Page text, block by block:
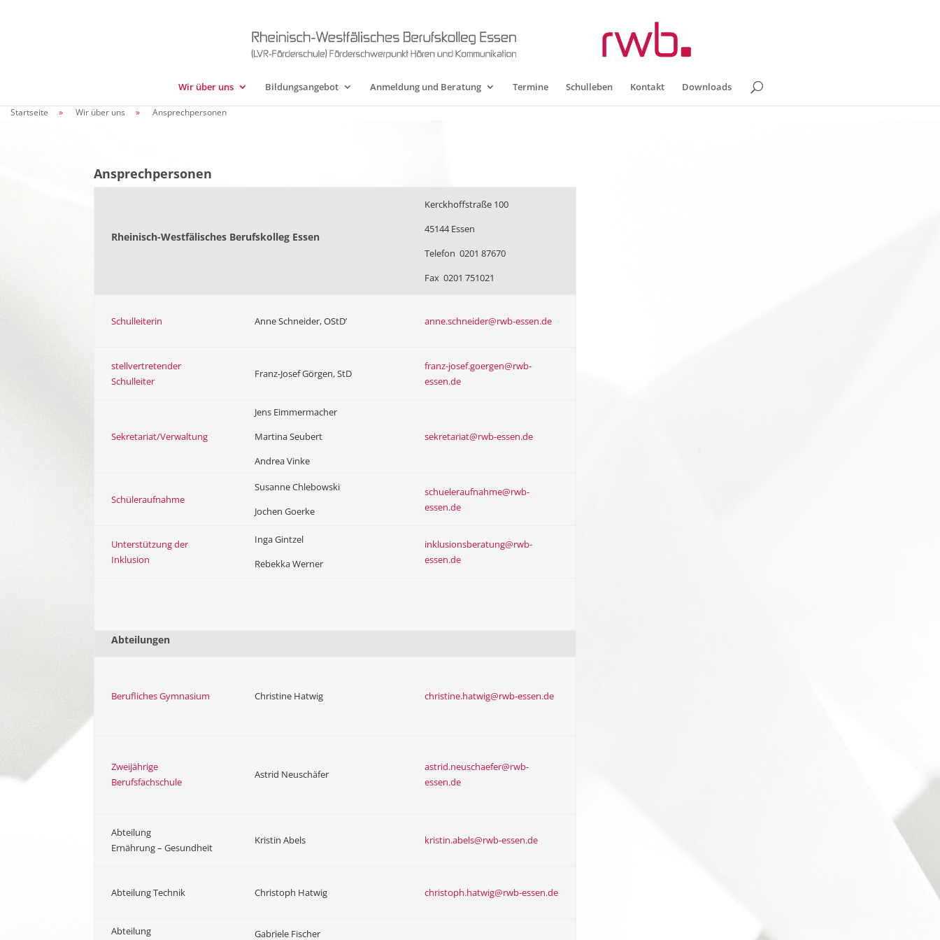
Wir über uns Bildungsangebot Anmeldung und Beratung Termine Schulleben Kontakt Downloads
Startseite » Wir über uns » Ansprechpersonen
Ansprechpersonen
Rheinisch-Westfälisches Berufskolleg Essen
Kerckhoffstraße 100
45144 Essen
Telefon 0201 87670
Fax 0201 751021
Schulleiterin Anne Schneider, OStD’ anne.schneider@rwb-essen.de
stellvertretender
Schulleiter
Franz-Josef Görgen, StD
franz-josef.goergen@rwb-
essen.de
Sekretariat/Verwaltung
Jens Eimmermacher
Martina Seubert
Andrea Vinke
sekretariat@rwb-essen.de
Schüleraufnahme
Susanne Chlebowski
Jochen Goerke
schueleraufnahme@rwb-
essen.de
Unterstützung der
Inklusion
Inga Gintzel
Rebekka Werner
inklusionsberatung@rwb-
essen.de
Abteilungen
Berufliches Gymnasium Christine Hatwig christine.hatwig@rwb-essen.de
Zweijährige
Berufsfachschule
Astrid Neuschäfer
astrid.neuschaefer@rwb-
essen.de
Abteilung
Ernährung – Gesundheit
Kristin Abels kristin.abels@rwb-essen.de
Abteilung Technik Christoph Hatwig christoph.hatwig@rwb-essen.de
Abteilung Gabriele Fischer